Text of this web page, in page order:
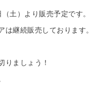
土）より販売予定です。
は継続販売しております
りましょう！